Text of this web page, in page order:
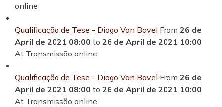
online
Qualificação de Tese - Diogo Van Bavel From 26 de
April de 2021 08:00 to 26 de April de 2021 10:00
At Transmissão online
Qualificação de Tese - Diogo Van Bavel From 26 de
April de 2021 08:00 to 26 de April de 2021 10:00
At Transmissão online